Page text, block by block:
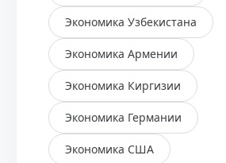
Экономика Узбекистана
Экономика Армении
Экономика Киргизии
Экономика Германии
Экономика США